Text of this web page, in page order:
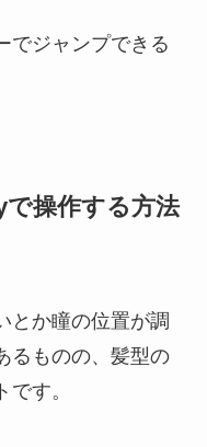
でジャンプできる
操作する方法
とか瞳の位置が調
るものの、髪型の
す。